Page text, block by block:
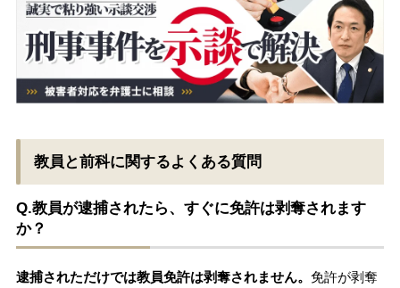
教員と前科に関するよくある質問
Q.教員が逮捕されたら、すぐに免許は剥奪されます
か？
逮捕されただけでは教員免許は剥奪されません。 免許が剥奪